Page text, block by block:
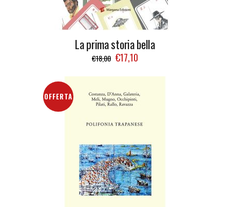
La prima storia bella
€18,00 €17,10
OFFERTA